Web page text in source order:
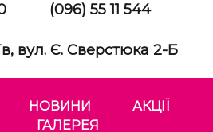
(096) 55 11 544
вул. Є. Сверстюка 2-Б
НОВИНИ
АКЦІЇ
ГАЛЕРЕЯ